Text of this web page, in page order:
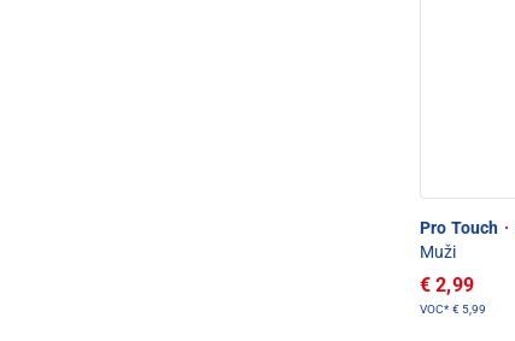
Pro Touch ·
Muži
€ 2,99
VOC* € 5,99